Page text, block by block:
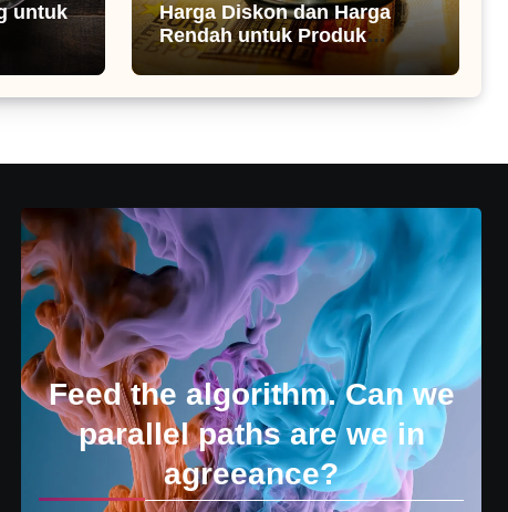
untuk
Harga Diskon dan Harga
Rendah untuk Produk
Kesehatan
Feed the algorithm. Can we
parallel paths are we in
agreeance?